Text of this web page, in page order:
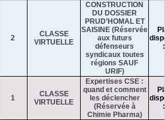
2
CLASSE
VIRTUELLE
CONSTRUCTION
DU DOSSIER
PRUD’HOMAL ET
SAISINE (Réservée
aux futurs
défenseurs
syndicaux toutes
régions SAUF
URIF)
1
CLASSE
VIRTUELLE
Expertises CSE :
quand et comment
les déclencher
(Réservée à
Chimie Pharma)